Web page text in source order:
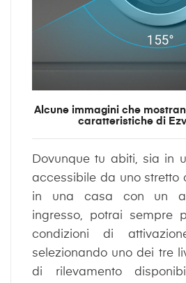
Alcune immagini che
caratteristiche di
Dovunque tu abiti, sia in
accessibile da uno stretto
in una casa con un
ingresso, potrai sempre
condizioni di
selezionando uno dei tre
di rilevamento